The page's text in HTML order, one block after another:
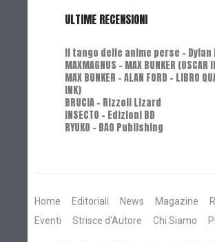
ULTIME RECENSIONI
Il tango delle anime perse - Dylan
MAXMAGNUS – MAX BUNKER (OSCAR
MAX BUNKER – ALAN FORD – LIBRO
INK)
BRUCIA - Rizzoli Lizard
INSECTO - Edizioni BD
RYUKO - BAO Publishing
Home Editoriali News Magazine
Eventi
Strisce d'Autore Chi Siamo